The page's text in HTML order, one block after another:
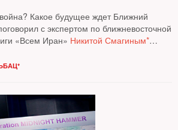
Какое будущее ждет Ближний
с экспертом по ближневосточной
«Всем Иран» Никитой Смагиным*